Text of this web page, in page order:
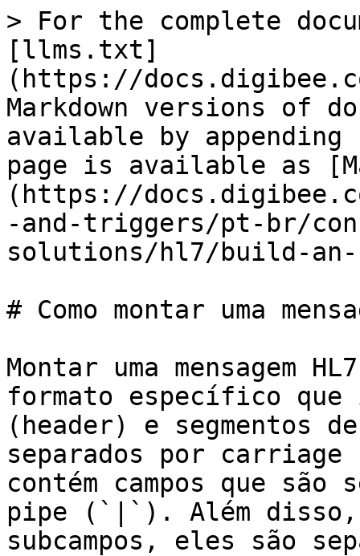
> For the complete
[llms.txt]
(https://
Markdown versions of
available by
page is available as
(https://
-and-triggers/pt-br/
solutions/hl7/build-an-
# Como montar uma
Montar uma mensagem
formato específico que
(header) e segmentos
separados por
contém campos que
pipe (`|`). Além disso,
subcampos, eles são